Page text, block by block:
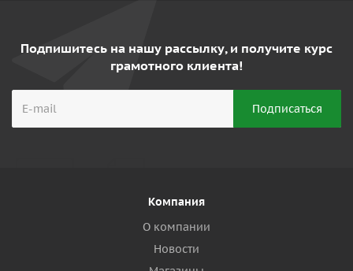
Подпишитесь на нашу рассылку, и получите курс
грамотного клиента!
Компания
О компании
Новости